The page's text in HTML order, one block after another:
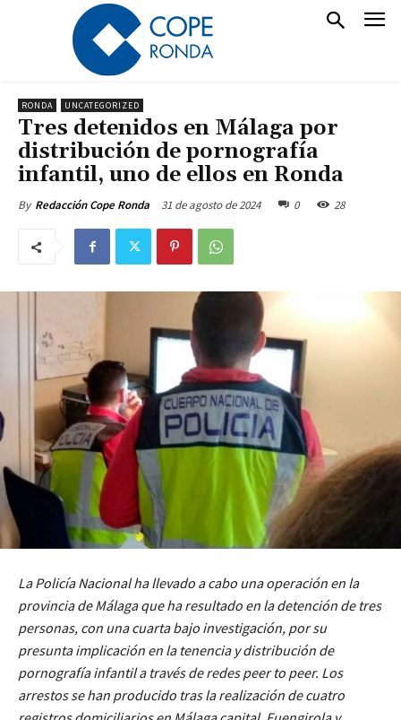
RONDA UNCATEGORIZED
Tres detenidos en Málaga por
distribución de pornografía
infantil, uno de ellos en Ronda
By Redacción Cope Ronda 31 de agosto de 2024 0 28
La Policía Nacional ha llevado a cabo una operación en la
provincia de Málaga que ha resultado en la detención de tres
personas, con una cuarta bajo investigación, por su
presunta implicación en la tenencia y distribución de
pornografía infantil a través de redes peer to peer. Los
arrestos se han producido tras la realización de cuatro